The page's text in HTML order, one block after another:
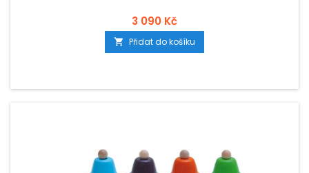
3 090 Kč
 Přidat do košíku